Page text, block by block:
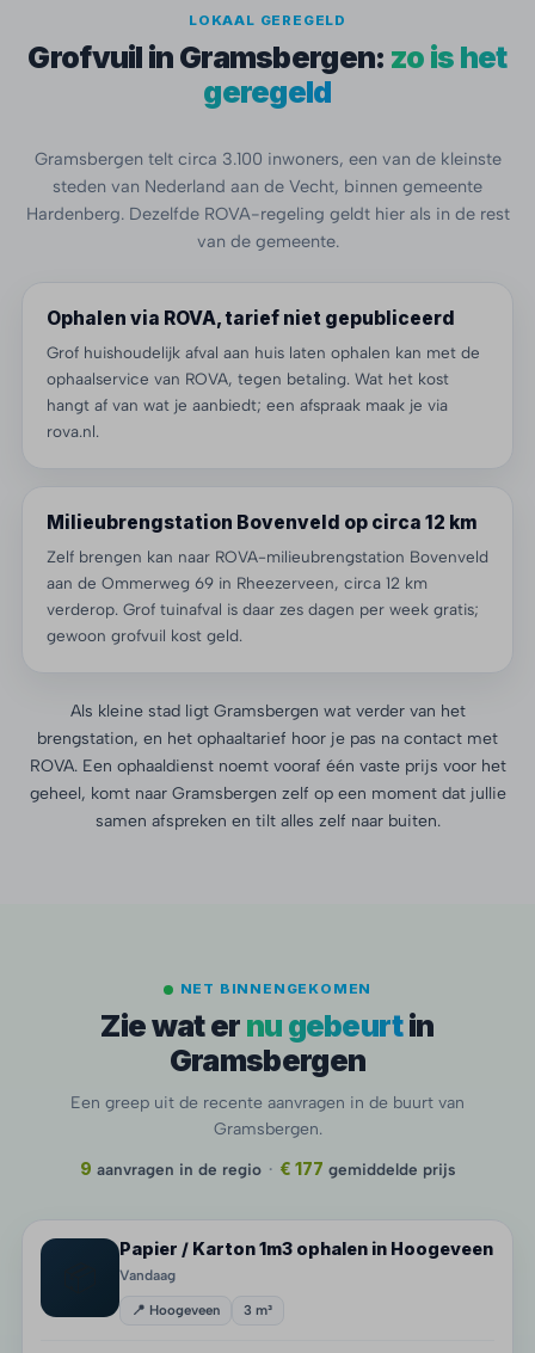
LOKAAL GEREGELD
Grofvuil in Gramsbergen: zo is het
geregeld
Gramsbergen telt circa 3.100 inwoners, een van de kleinste
steden van Nederland aan de Vecht, binnen gemeente
Hardenberg. Dezelfde ROVA-regeling geldt hier als in de rest
van de gemeente.
Ophalen via ROVA, tarief niet gepubliceerd
Grof huishoudelijk afval aan huis laten ophalen kan met de
ophaalservice van ROVA, tegen betaling. Wat het kost
hangt af van wat je aanbiedt; een afspraak maak je via
rova.nl.
Milieubrengstation Bovenveld op circa 12 km
Zelf brengen kan naar ROVA-milieubrengstation Bovenveld
aan de Ommerweg 69 in Rheezerveen, circa 12 km
verderop. Grof tuinafval is daar zes dagen per week gratis;
gewoon grofvuil kost geld.
Als kleine stad ligt Gramsbergen wat verder van het
brengstation, en het ophaaltarief hoor je pas na contact met
ROVA. Een ophaaldienst noemt vooraf één vaste prijs voor het
geheel, komt naar Gramsbergen zelf op een moment dat jullie
samen afspreken en tilt alles zelf naar buiten.
NET BINNENGEKOMEN
Zie wat er nu gebeurtin
Gramsbergen
Een greep uit de recente aanvragen in de buurt van
Gramsbergen.
9 aanvragen in de regio · € 177 gemiddelde prijs
Papier / Karton 1m3 ophalen in Hoogeveen
Vandaag
📍 Hoogeveen 3 m³